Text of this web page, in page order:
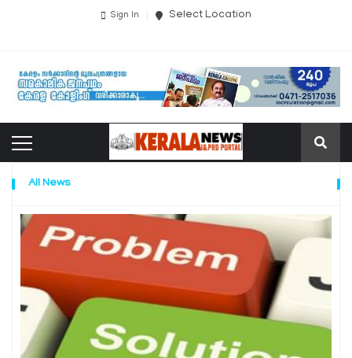
Sign In Select Location
All News